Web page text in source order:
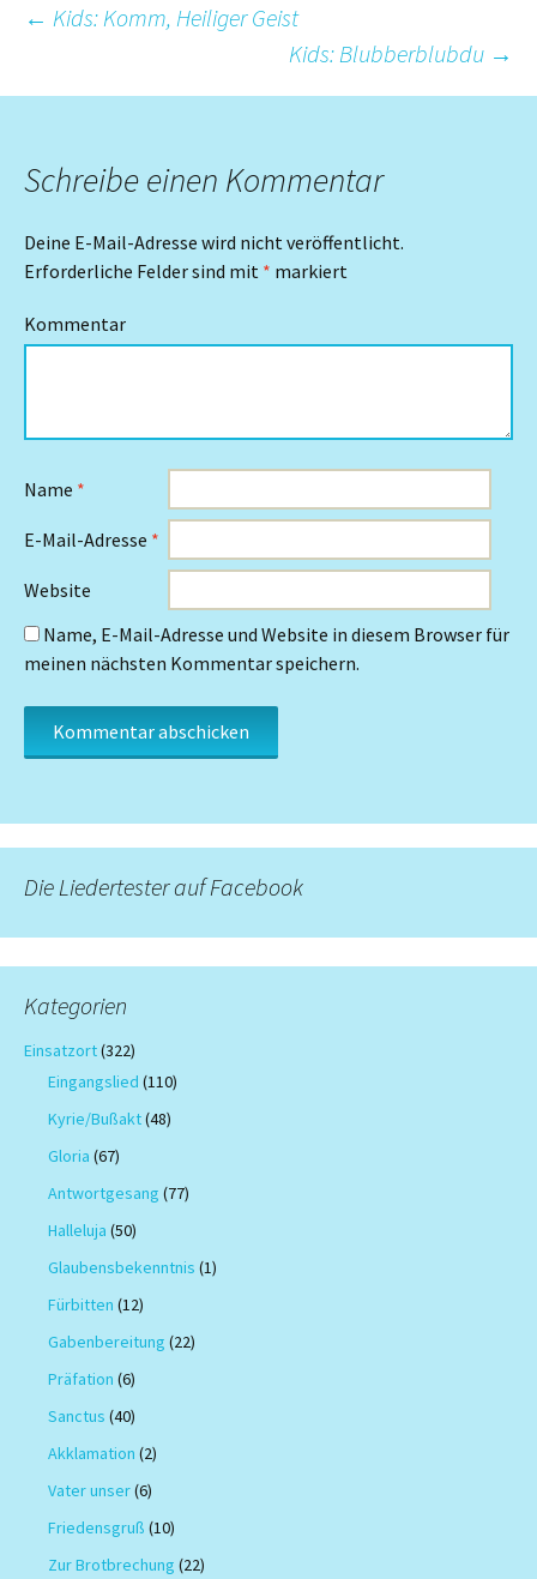
Beitrags-
Navigation
← Kids: Komm, Heiliger Geist
Kids: Blubberblubdu →
Schreibe einen Kommentar
Deine E-Mail-Adresse wird nicht veröffentlicht.
Erforderliche Felder sind mit * markiert
Kommentar
Name *
E-Mail-Adresse *
Website
Name, E-Mail-Adresse und Website in diesem Browser für
meinen nächsten Kommentar speichern.
Die Liedertester auf Facebook
Kategorien
Einsatzort(322)
Eingangslied (110)
Kyrie/Bußakt(48)
Gloria (67)
Antwortgesang (77)
Halleluja (50)
Glaubensbekenntnis (1)
Fürbitten (12)
Gabenbereitung (22)
Präfation (6)
Sanctus (40)
Akklamation (2)
Vater unser(6)
Friedensgruß (10)
Zur Brotbrechung (22)